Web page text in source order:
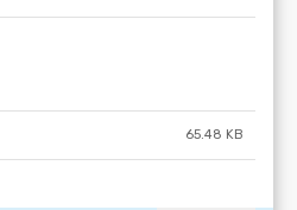
65.48 KB